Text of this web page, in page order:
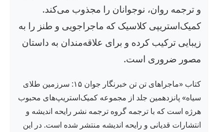
و ترجمه روان، نوجوانان را مجذوب می‌کند.
کمیک‌استریپی کلاسیک که ماجراجویی و طنز را به
زیبایی ترکیب کرده و برای علاقه‌مندان به داستان
مصور ضروری است.
کتاب «ماجراهای تن تن خبرنگار جوان ۱۵: سرزمین طلای
سیاه» پانزدهمین جلد از مجموعه کمیک‌استریپ‌های محبوب
هرژه است که با ترجمه گروه ترجمه نشر رایحه اندیشه و
انتشارات قدیانی و رایحه اندیشه منتشر شده است. در این